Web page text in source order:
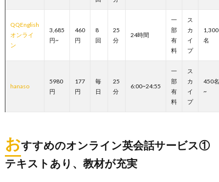
QQEnglish
オンライ
ン
3,685
円~
460
円
8
回
25
分
24時間
一
部
有
料
ス
カ
イ
プ
1,300
名
hanaso
5980
円
177
円
毎
日
25
分
6:00~24:55
一
部
有
料
ス
カ
イ
プ
450名
~
おすすめのオンライン英会話サービス①
テキストあり、教材が充実